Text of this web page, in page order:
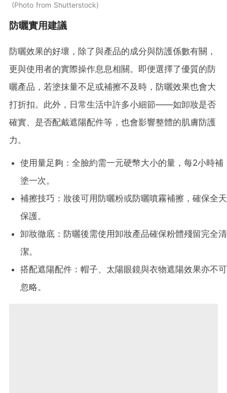
Photo from Shutterstock
防曬實用建議
防曬效果的好壞，除了與產品的成分與防護係數有關，
更與使用者的實際操作息息相關。即便選擇了優質的防
曬產品，若塗抹量不足或補擦不及時，防曬效果也會大
打折扣。此外，日常生活中許多小細節——如卸妝是否
確實、是否配戴遮陽配件等，也會影響整體的肌膚防護
力。
使用量足夠：全臉約需一元硬幣大小的量，每2小時補
塗一次。
補擦技巧：妝後可用防曬粉或防曬噴霧補擦，確保全天
保護。
卸妝徹底：防曬後需使用卸妝產品確保粉體殘留完全清
潔。
搭配遮陽配件：帽子、太陽眼鏡與衣物遮陽效果亦不可
忽略。